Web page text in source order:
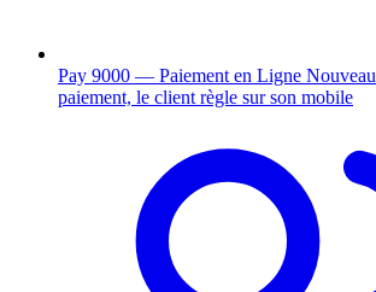
Pay 9000 — Paiement en Ligne Nouveau
paiement, le client règle sur son mobile